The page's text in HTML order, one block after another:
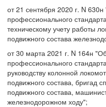
от 21 сентября 2020 г. N
профессионального
техническому учету работы
подвижного состава
от 30 марта 2021 г. N 164н
профессионального
руководству колонной
подвижного состава, бригад
подвижного состава,
железнодорожном ходу";